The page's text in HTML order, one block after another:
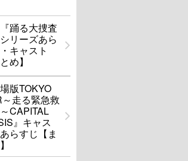
踊る大捜査
リーズあら
キャスト
め】
場版TOKYO
走る緊急救
CAPITAL
』キャス
らすじ【ま